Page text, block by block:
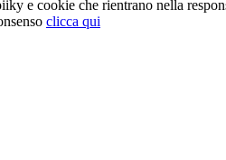
e cookie che rientrano nella
clicca qui